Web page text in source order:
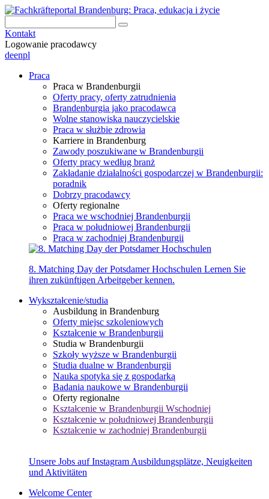
Kontakt
Logowanie pracodawcy
deenpl
Praca
Praca w Brandenburgii
Oferty pracy, oferty zatrudnienia
Brandenburgia jako pracodawca
Wolne stanowiska nauczycielskie
Praca w służbie zdrowia
Karriere in Brandenburg
Zawody poszukiwane w Brandenburgii
Oferty pracy według branż
Zakładanie działalności gospodarczej w Brandenburgii:
poradnik
Dobrzy pracodawcy
Oferty regionalne
Praca we wschodniej Brandenburgii
Praca w południowej Brandenburgii
Praca w zachodniej Brandenburgii
8. Matching Day der Potsdamer Hochschulen Lernen Sie
ihren zukünftigen Arbeitgeber kennen.
Wykształcenie/studia
Ausbildung in Brandenburg
Oferty miejsc szkoleniowych
Kształcenie w Brandenburgii
Studia w Brandenburgii
Szkoły wyższe w Brandenburgii
Studia dualne w Brandenburgii
Nauka spotyka się z gospodarką
Badania naukowe w Brandenburgii
Oferty regionalne
Kształcenie w Brandenburgii Wschodniej
Kształcenie w południowej Brandenburgii
Kształcenie w zachodniej Brandenburgii
Unsere Jobs auf Instagram Ausbildungsplätze, Neuigkeiten
und Aktivitäten
Welcome Center